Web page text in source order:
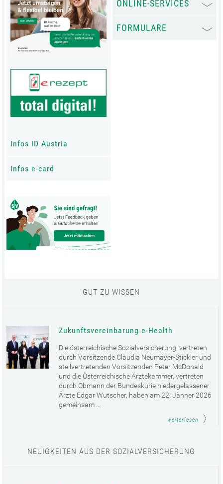
Infos ID Austria
Infos e-card
ONLINE-SERVICES
FORMULARE
GUT ZU WISSEN
Zukunftsvereinbarung e-Health
Die österreichische Sozialversicherung, vertreten
durch Vorsitzende Claudia Neumayer-Stickler und
stellvertretenden Vorsitzenden Peter McDonald
und die Österreichische Ärztekammer, vertreten
durch Obmann der Bundeskurie niedergelassener
Ärzte Edgar Wutscher, haben am 22. Jänner 2026
gemeinsam ...
weiterlesen
NEUIGKEITEN AUS DER SOZIALVERSICHERUNG